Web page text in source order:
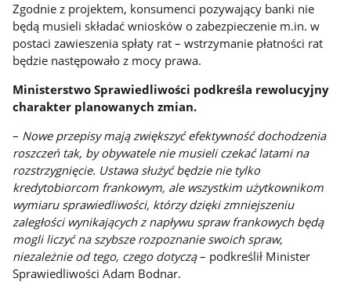
Zgodnie z projektem, konsumenci pozywający banki nie
będą musieli składać wniosków o zabezpieczenie m.in. w
postaci zawieszenia spłaty rat – wstrzymanie płatności rat
będzie następowało z mocy prawa.
Ministerstwo Sprawiedliwości podkreśla rewolucyjny
charakter planowanych zmian.
– Nowe przepisy mają zwiększyć efektywność dochodzenia
roszczeń tak, by obywatele nie musieli czekać latami na
rozstrzygnięcie. Ustawa służyć będzie nie tylko
kredytobiorcom frankowym, ale wszystkim użytkownikom
wymiaru sprawiedliwości, którzy dzięki zmniejszeniu
zaległości wynikających z napływu spraw frankowych będą
mogli liczyć na szybsze rozpoznanie swoich spraw,
niezależnie od tego, czego dotyczą– podkreślił Minister
Sprawiedliwości Adam Bodnar.